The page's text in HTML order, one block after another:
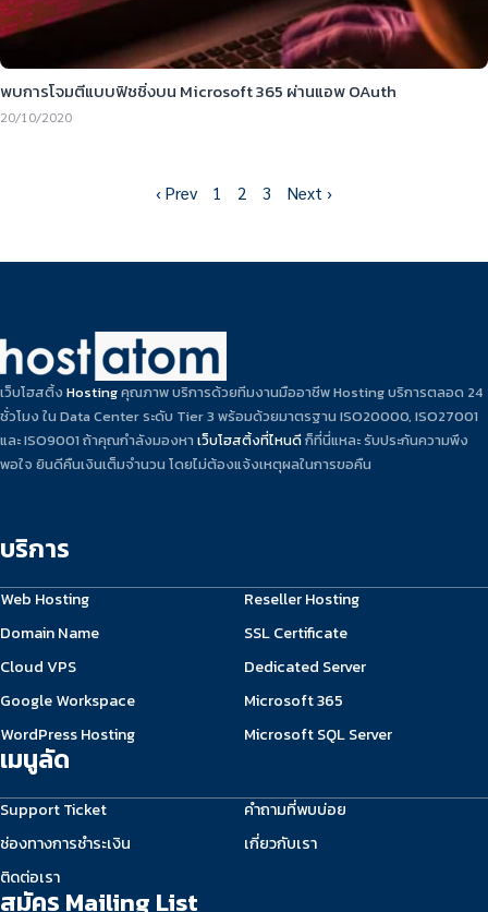
พบการโจมตีแบบฟิชชิ่งบน Microsoft 365 ผ่านแอพ OAuth
20/10/2020
‹ Prev 1 2 3 Next ›
เว็บโฮสติ้ง Hostingคุณภาพ บริการด้วยทีมงานมืออาชีพ Hosting บริการตลอด 24
ชั่วโมง ใน Data Center ระดับ Tier 3 พร้อมด้วยมาตรฐาน ISO20000, ISO27001
และ ISO9001 ถ้าคุณกำลังมองหา เว็บโฮสติ้งที่ไหนดีก็ที่นี่แหละ รับประกันความพึง
พอใจ ยินดีคืนเงินเต็มจำนวน โดยไม่ต้องแจ้งเหตุผลในการขอคืน
บริการ
Web Hosting
Domain Name
Cloud VPS
Google Workspace
WordPress Hosting
Reseller Hosting
SSL Certificate
Dedicated Server
Microsoft 365
Microsoft SQL Server
เมนูลัด
Support Ticket
ช่องทางการชำระเงิน
ติดต่อเรา
คำถามที่พบบ่อย
เกี่ยวกับเรา
สมัคร Mailing List